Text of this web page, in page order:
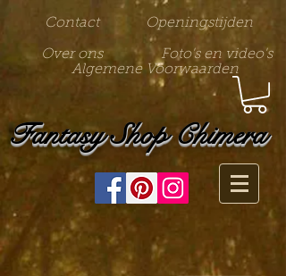
Contact Openingstijden
Over ons
Foto's en video's
Algemene Voorwaarden
Fantasy Shop Chimera